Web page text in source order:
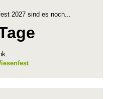
2027 sind es noch...